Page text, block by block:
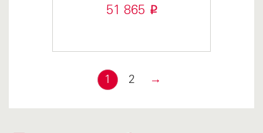
51 865 i
1 2 →